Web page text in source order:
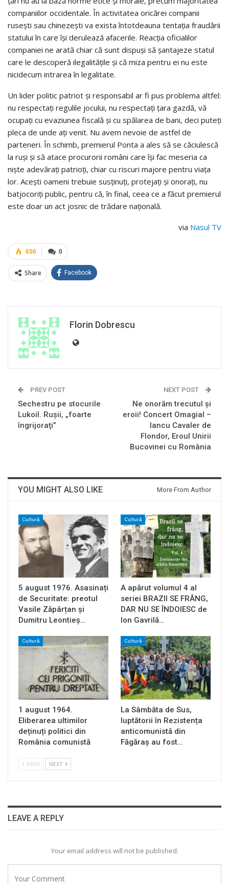
companiilor occidentale. În activitatea oricărei companii
ruseşti sau chinezeşti va exista întotdeauna tentaţia fraudării
statului în care îşi derulează afacerile. Reacţia oficialilor
companiei ne arată chiar că sunt dispuşi să şantajeze statul
care le descoperă ilegalităţile şi că miza pentru ei nu este
nicidecum intrarea în legalitate.
Un lider politic patriot şi responsabil ar fi pus problema altfel:
nu respectaţi regulile jocului, nu respectaţi ţara gazdă, vă
ocupaţi cu evaziunea fiscală şi cu spălarea de bani, deci puteţi
pleca de unde aţi venit. Nu avem nevoie de astfel de
parteneri. În schimb, premierul Ponta a ales să se căciulescă
la ruşi şi să atace procurorii români care îşi fac meseria ca
nişte adevăraţi patrioţi, chiar cu riscuri majore pentru viaţa
lor. Aceşti oameni trebuie susţinuţi, protejaţi şi onoraţi, nu
batjocoriţi public, pentru că, în final, ceea ce a făcut premierul
este doar un act josnic de trădare naţională.
via Nasul TV
0
656
Share Facebook
Florin Dobrescu
PREV POST
Sechestru pe stocurile
Lukoil. Rușii, „foarte
îngrijoraţi”
NEXT POST
Ne onorăm trecutul și
eroii! Concert Omagial –
Iancu Cavaler de
Flondor, Eroul Unirii
Bucovinei cu România
YOU MIGHT ALSO LIKE More From Author
Cultură
5 august 1976. Asasinați
de Securitate: preotul
Vasile Zăpârțan și
Dumitru Leontieș…
Cultură
A apărut volumul 4 al
seriei BRAZII SE FRÂNG,
DAR NU SE ÎNDOIESC de
Ion Gavrilă…
Cultură
1 august 1964.
Eliberarea ultimilor
deținuți politici din
România comunistă
Cultură
La Sâmbăta de Sus,
luptătorii în Rezistența
anticomunistă din
Făgăraș au fost…
PREV NEXT
LEAVE A REPLY
Your email address will not be published.